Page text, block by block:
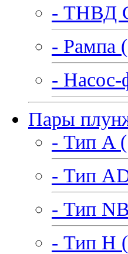
- ТНВД
- Рампа
- Насос-
Пары
- Тип A
- Тип
- Тип
- Тип H